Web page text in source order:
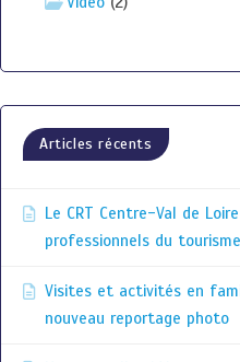
Articles récents
Le CRT Centre-Val de
professionnels du
Visites et activités en
nouveau reportage photo